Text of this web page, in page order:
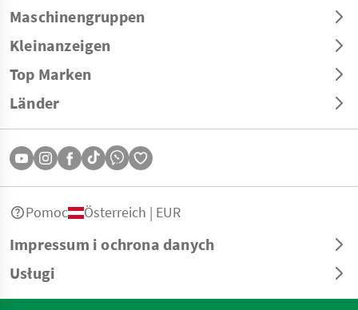
Maschinengruppen
Kleinanzeigen
Top Marken
Länder
Impressum i ochrona danych
Usługi
Pomoc Österreich | EUR